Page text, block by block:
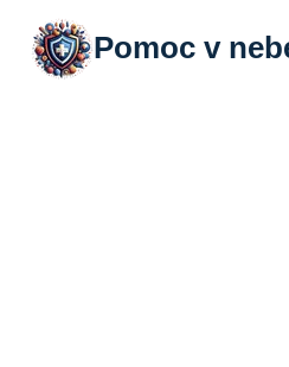
Přeskočit
obsah
Pomoc v